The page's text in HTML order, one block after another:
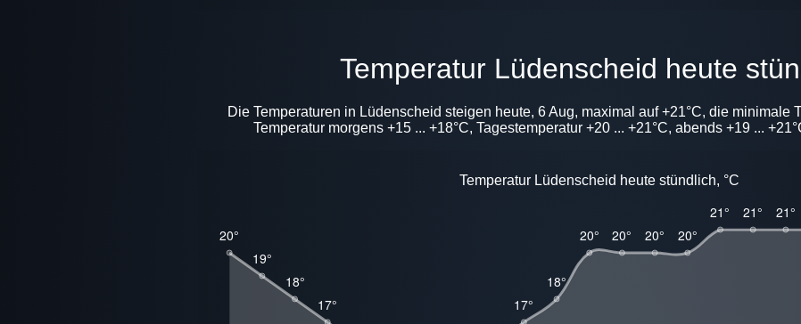
Temperatur Lüdenscheid heute
Die Temperaturen in Lüdenscheid steigen heute, 6 Aug, maximal auf +21°C, die minimale
Temperatur morgens +15 ... +18°C, Tagestemperatur +20 ... +21°C, abends +19 ...
Temperatur Lüdenscheid heute stündlich, °C